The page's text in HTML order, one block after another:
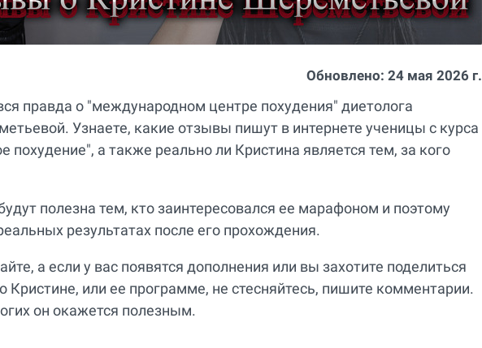
Обновлено: 24 мая 2026 г.
правда о "международном центре похудения" диетолога
Узнаете, какие отзывы пишут в интернете ученицы с курса
похудение", а также реально ли Кристина является тем, за кого
полезна тем, кто заинтересовался ее марафоном и поэтому
результатах после его прохождения.
а если у вас появятся дополнения или вы захотите поделиться
Кристине, или ее программе, не стесняйтесь, пишите комментарии.
он окажется полезным.